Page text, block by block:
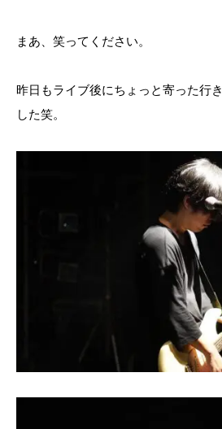
まあ、笑ってください。
昨日もライブ後にちょっと寄った行
した笑。